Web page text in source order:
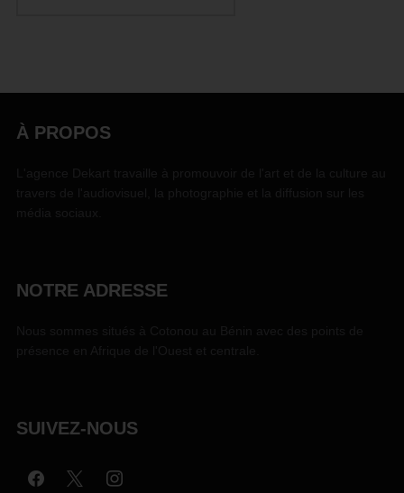
À PROPOS
NOTRE ADRESSE
SUIVEZ-NOUS